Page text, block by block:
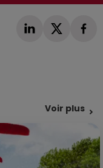
Voir plus